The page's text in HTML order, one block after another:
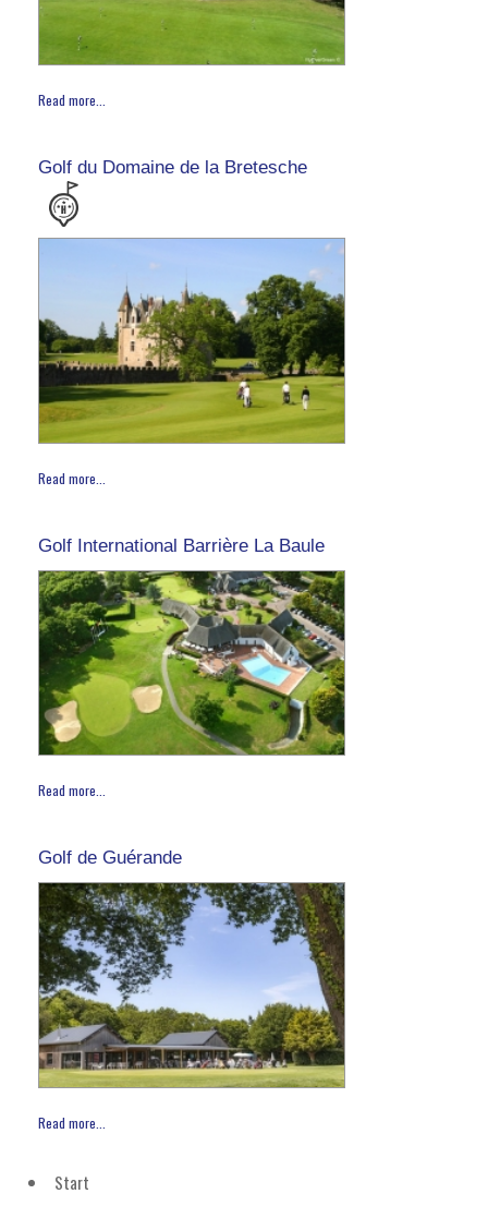
Read more...
Golf du Domaine de la Bretesche
Read more...
Golf International Barrière La Baule
Read more...
Golf de Guérande
Read more...
Start